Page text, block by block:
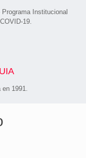
Institucional
19.
en 1991.